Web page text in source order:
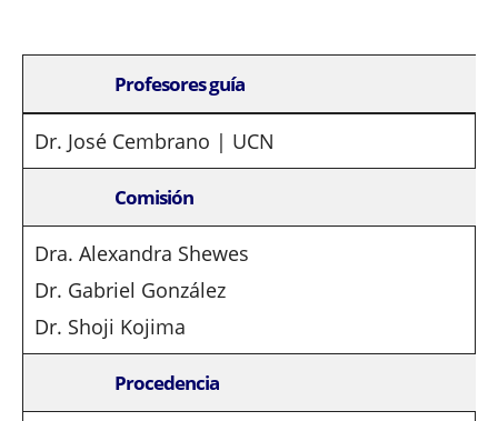
Profesores guía
Dr. José Cembrano | UCN
Comisión
Dra. Alexandra Shewes
Dr. Gabriel González
Dr. Shoji Kojima
Procedencia